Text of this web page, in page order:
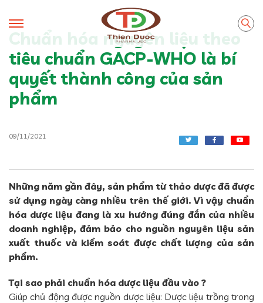
Chuẩn hóa nguyên liệu theo
tiêu chuẩn GACP-WHO là bí
quyết thành công của sản
phẩm
09/11/2021
Những năm gần đây, sản phẩm từ thảo dược đã được
sử dụng ngày càng nhiều trên thế giới. Vì vậy chuẩn
hóa dược liệu đang là xu hướng đúng đắn của nhiều
doanh nghiệp, đảm bảo cho nguồn nguyên liệu sản
xuất thuốc và kiểm soát được chất lượng của sản
phẩm.
Tại sao phải chuẩn hóa dược liệu đầu vào ?
Giúp chủ động được nguồn dược liệu: Dược liệu trồng trong